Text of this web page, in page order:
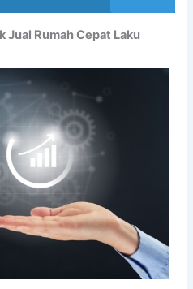
Jual Rumah Cepat Laku